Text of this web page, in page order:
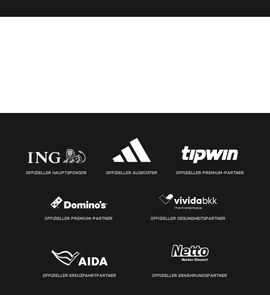
OFFIZIELLER HAUPTSPONSOR OFFIZIELLER AUSRÜSTER OFFIZIELLER PREMIUM-PARTNER
OFFIZIELLER PREMIUM-PARTNER OFFIZIELLER GESUNDHEITSPARTNER
OFFIZIELLER KREUZFAHRTPARTNER OFFIZIELLER ERNÄHRUNGSPARTNER